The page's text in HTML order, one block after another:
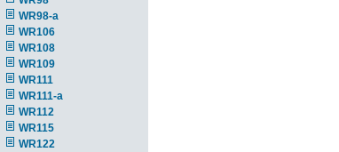
WR98-a
WR106
WR108
WR109
WR111
WR111-a
WR112
WR115
WR122